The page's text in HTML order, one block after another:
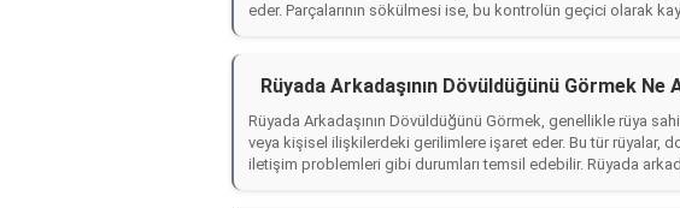
eder. Parçalarının sökülmesi ise, bu kontrolün geçici olarak
Rüyada Arkadaşının Dövüldüğünü Görmek Ne
Rüyada Arkadaşının Dövüldüğünü Görmek, genellikle rüya
veya kişisel ilişkilerdeki gerilimlere işaret eder. Bu tür rüyalar,
iletişim problemleri gibi durumları temsil edebilir. Rüyada